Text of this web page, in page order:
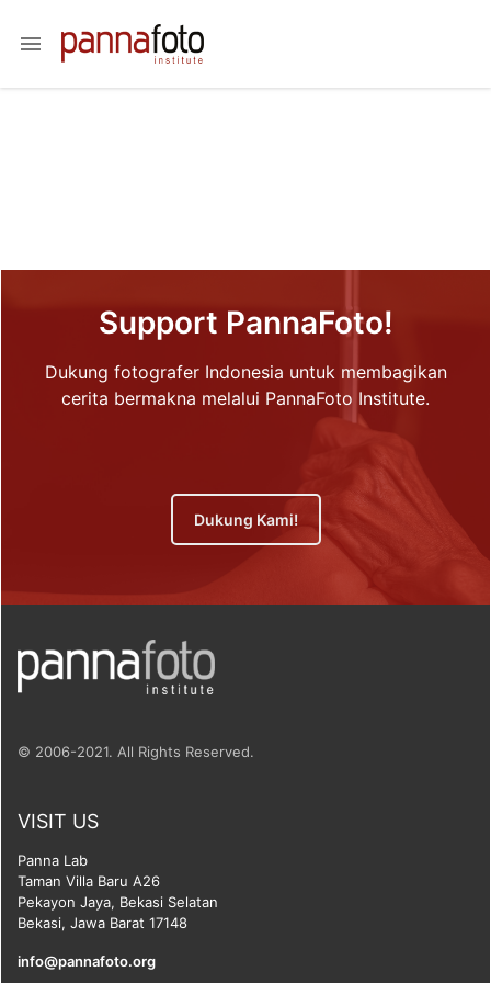
menu
Support PannaFoto!
Dukung fotografer Indonesia untuk membagikan
cerita bermakna melalui PannaFoto Institute.
Dukung Kami!
© 2006-2021. All Rights Reserved.
VISIT US
Panna Lab
Taman Villa Baru A26
Pekayon Jaya, Bekasi Selatan
Bekasi, Jawa Barat 17148
info@pannafoto.org